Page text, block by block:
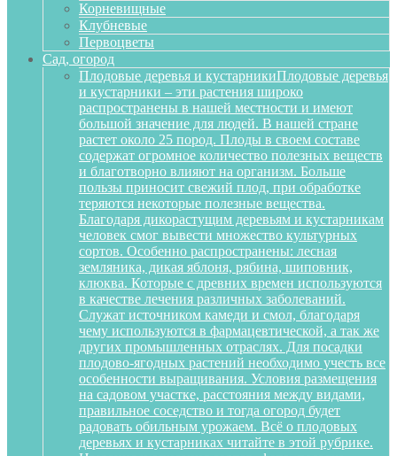
Корневищные
Клубневые
Первоцветы
Сад, огород
Плодовые деревья и кустарникиПлодовые деревья
и кустарники – эти растения широко
распространены в нашей местности и имеют
большой значение для людей. В нашей стране
растет около 25 пород. Плоды в своем составе
содержат огромное количество полезных веществ
и благотворно влияют на организм. Больше
пользы приносит свежий плод, при обработке
теряются некоторые полезные вещества.
Благодаря дикорастущим деревьям и кустарникам
человек смог вывести множество культурных
сортов. Особенно распространены: лесная
земляника, дикая яблоня, рябина, шиповник,
клюква. Которые с древних времен используются
в качестве лечения различных заболеваний.
Служат источником камеди и смол, благодаря
чему используются в фармацевтической, а так же
других промышленных отраслях. Для посадки
плодово-ягодных растений необходимо учесть все
особенности выращивания. Условия размещения
на садовом участке, расстояния между видами,
правильное соседство и тогда огород будет
радовать обильным урожаем. Всё о плодовых
деревьях и кустарниках читайте в этой рубрике.